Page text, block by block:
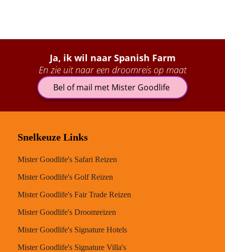
Ja, ik wil naar Spanish Farm
En zie uit naar een droomreis op maat
Bel of mail met Mister Goodlife
Snelkeuze Links
Mister Goodlife's Safari Reizen
Mister Goodlife's Golf Reizen
Mister Goodlife's Fair Trade Reizen
Mister Goodlife's Droomreizen
Mister Goodlife's Signature Hotels
Mister Goodlife's Signature Villa's